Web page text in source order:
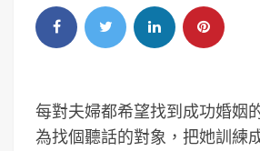
每對夫婦都希望找到成功婚姻
為找個聽話的對象，把她訓練